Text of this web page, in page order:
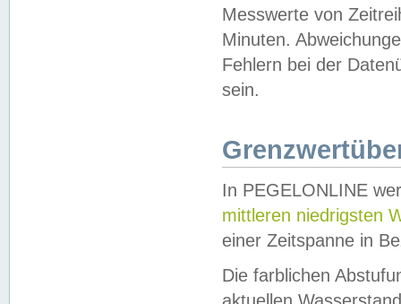
Messwerte von
Minuten.
Fehlern bei der
sein.
In PEGELONLINE
mittleren niedrigsten
einer Zeitspanne in
Die farblichen
aktuellen